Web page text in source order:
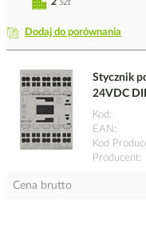
Dodaj do porównania
2 szt
Stycznik
24VDC
Kod
EAN
Kod
Producent
Cena brutto